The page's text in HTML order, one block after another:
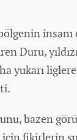
Duru,
yukarı
bazen